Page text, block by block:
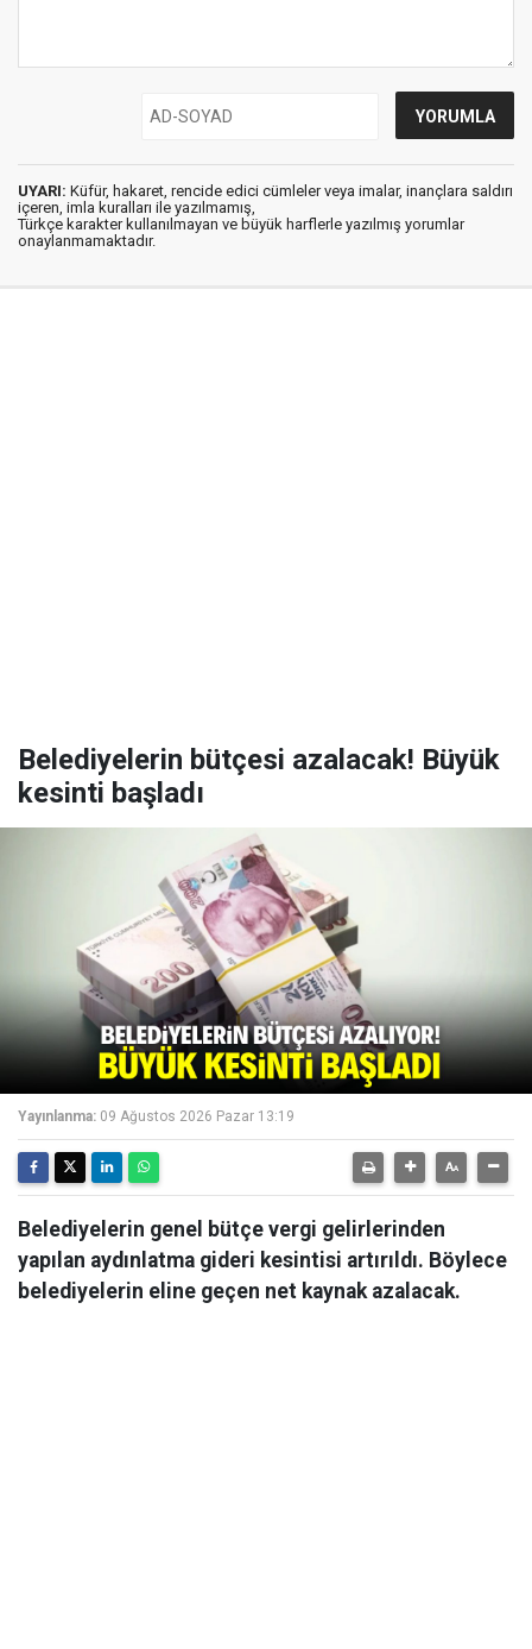
UYARI: Küfür, hakaret, rencide edici cümleler veya imalar, inançlara saldırı
içeren, imla kuralları ile yazılmamış,
Türkçe karakter kullanılmayan ve büyük harflerle yazılmış yorumlar
onaylanmamaktadır.
Belediyelerin bütçesi azalacak! Büyük
kesinti başladı
Yayınlanma: 09 Ağustos 2026 Pazar 13:19
Belediyelerin genel bütçe vergi gelirlerinden
yapılan aydınlatma gideri kesintisi artırıldı. Böylece
belediyelerin eline geçen net kaynak azalacak.